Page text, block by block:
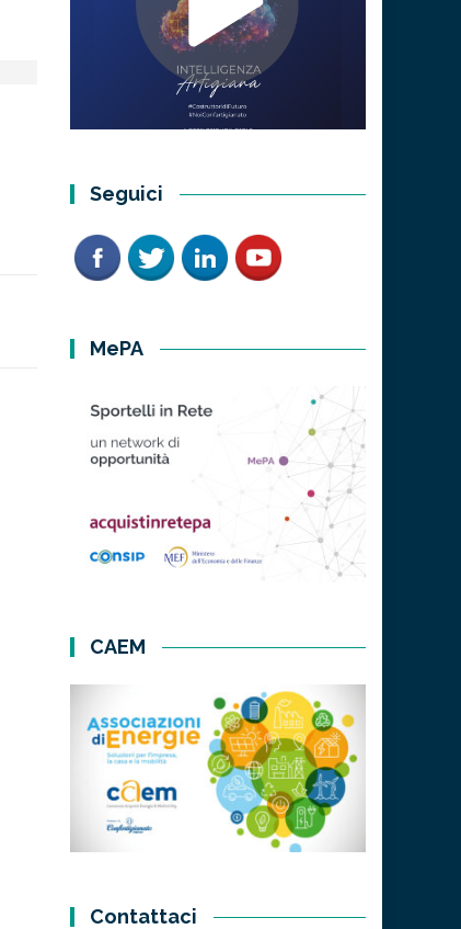
Seguici
MePA
CAEM
Contattaci